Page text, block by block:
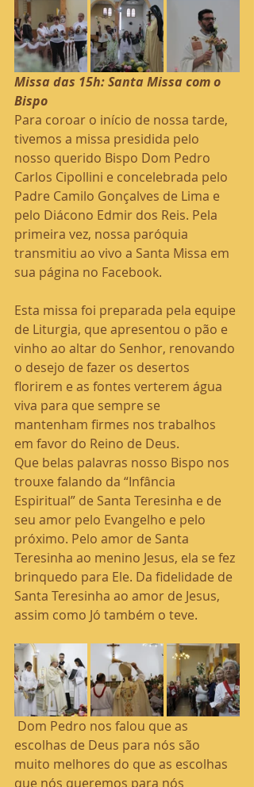
Missa das 15h: Santa Missa com o
Bispo
Para coroar o início de nossa tarde,
tivemos a missa presidida pelo
nosso querido Bispo Dom Pedro
Carlos Cipollini e concelebrada pelo
Padre Camilo Gonçalves de Lima e
pelo Diácono Edmir dos Reis. Pela
primeira vez, nossa paróquia
transmitiu ao vivo a Santa Missa em
sua página no Facebook.
Esta missa foi preparada pela equipe
de Liturgia, que apresentou o pão e
vinho ao altar do Senhor, renovando
o desejo de fazer os desertos
florirem e as fontes verterem água
viva para que sempre se
mantenham firmes nos trabalhos
em favor do Reino de Deus.
Que belas palavras nosso Bispo nos
trouxe falando da “Infância
Espiritual” de Santa Teresinha e de
seu amor pelo Evangelho e pelo
próximo. Pelo amor de Santa
Teresinha ao menino Jesus, ela se fez
brinquedo para Ele. Da fidelidade de
Santa Teresinha ao amor de Jesus,
assim como Jó também o teve.
escolhas de Deus para nós são
muito melhores do que as escolhas
que nós queremos para nós